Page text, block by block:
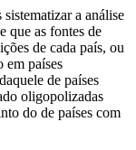
a análise
que as fontes de
de cada país, ou
em países
de países
oligopolizadas
do de países com